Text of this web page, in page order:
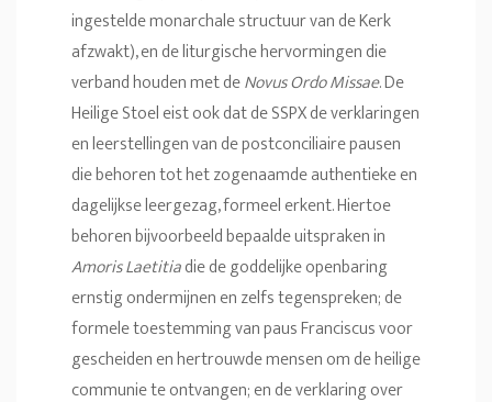
ingestelde monarchale structuur van de Kerk
afzwakt), en de liturgische hervormingen die
verband houden met deNovus Ordo Missae. De
Heilige Stoel eist ook dat de SSPX de verklaringen
en leerstellingen van de postconciliaire pausen
die behoren tot het zogenaamde authentieke en
dagelijkse leergezag, formeel erkent. Hiertoe
behoren bijvoorbeeld bepaalde uitspraken in
Amoris Laetitiadie de goddelijke openbaring
ernstig ondermijnen en zelfs tegenspreken; de
formele toestemming van paus Franciscus voor
gescheiden en hertrouwde mensen om de heilige
communie te ontvangen; en de verklaring over